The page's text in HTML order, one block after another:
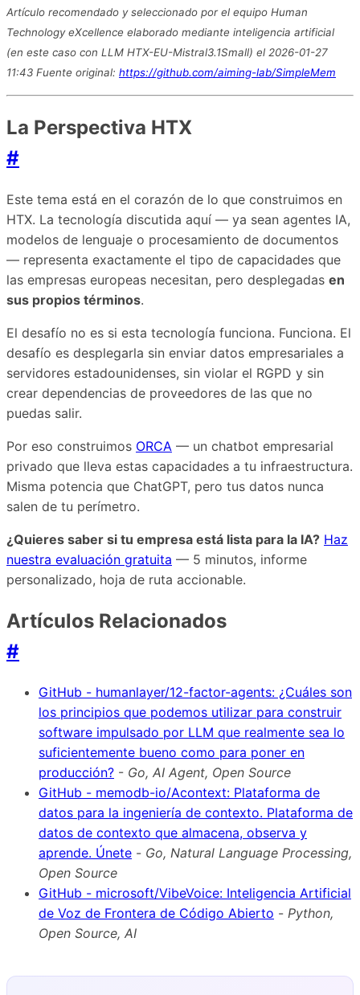
Artículo recomendado y seleccionado por el equipo Human
Technology eXcellence elaborado mediante inteligencia artificial
(en este caso con LLM HTX-EU-Mistral3.1Small) el 2026-01-27
11:43 Fuente original: https://github.com/aiming-lab/SimpleMem
La Perspectiva HTX
#
Este tema está en el corazón de lo que construimos en
HTX. La tecnología discutida aquí — ya sean agentes IA,
modelos de lenguaje o procesamiento de documentos
— representa exactamente el tipo de capacidades que
las empresas europeas necesitan, pero desplegadas en
sus propios términos.
El desafío no es si esta tecnología funciona. Funciona. El
desafío es desplegarla sin enviar datos empresariales a
servidores estadounidenses, sin violar el RGPD y sin
crear dependencias de proveedores de las que no
puedas salir.
Por eso construimos ORCA — un chatbot empresarial
privado que lleva estas capacidades a tu infraestructura.
Misma potencia que ChatGPT, pero tus datos nunca
salen de tu perímetro.
¿Quieres saber si tu empresa está lista para la IA? Haz
nuestra evaluación gratuita — 5 minutos, informe
personalizado, hoja de ruta accionable.
Artículos Relacionados
#
GitHub - humanlayer/12-factor-agents: ¿Cuáles son
los principios que podemos utilizar para construir
software impulsado por LLM que realmente sea lo
suficientemente bueno como para poner en
producción? - Go, AI Agent, Open Source
GitHub - memodb-io/Acontext: Plataforma de
datos para la ingeniería de contexto. Plataforma de
datos de contexto que almacena, observa y
aprende. Únete - Go, Natural Language Processing,
Open Source
GitHub - microsoft/VibeVoice: Inteligencia Artificial
de Voz de Frontera de Código Abierto - Python,
Open Source, AI